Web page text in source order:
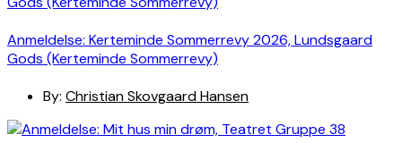
Anmeldelse: Kerteminde Sommerrevy 2026, Lundsgaard
Gods (Kerteminde Sommerrevy)
By: Christian Skovgaard Hansen